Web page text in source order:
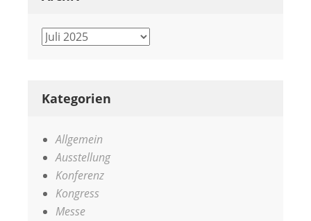
Archiv
Kategorien
Allgemein
Ausstellung
Konferenz
Kongress
Messe